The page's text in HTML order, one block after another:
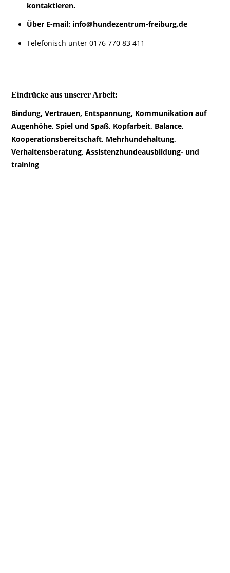
kontaktieren.
Über E-mail: info@hundezentrum-freiburg.de
Telefonisch unter 0176 770 83 411
Eindrücke aus unserer Arbeit:
Bindung, Vertrauen, Entspannung, Kommunikation auf
Augenhöhe, Spiel und Spaß, Kopfarbeit, Balance,
Kooperationsbereitschaft, Mehrhundehaltung,
Verhaltensberatung, Assistenzhundeausbildung- und
training